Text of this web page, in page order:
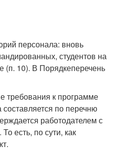
персонала: вновь
студентов на
(п. 10). В Порядкеперечень
требования к программе
по перечню
работодателем с
есть, по сути, как